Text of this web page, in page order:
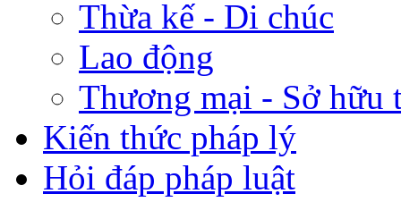
Thừa kế - Di chúc
Lao động
Thương mại - Sở hữu
Kiến thức pháp lý
Hỏi đáp pháp luật